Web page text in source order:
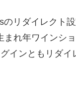
のリダイレクト
まれ年ワインシ
インともリダイ